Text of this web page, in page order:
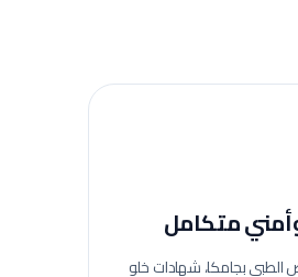
متكامل
بجامكا، شهادات خلو